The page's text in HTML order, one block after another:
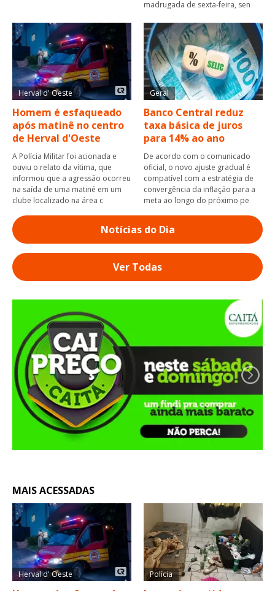
madrugada de sexta-feira, sen
Herval d' Oeste
Homem é esfaqueado
após matinê no centro
de Herval d'Oeste
A Polícia Militar foi acionada e
ouviu o relato da vítima, que
informou que a agressão ocorreu
na saída de uma matiné em um
clube localizado na área c
Geral
Banco Central reduz
taxa básica de juros
para 14% ao ano
De acordo com o comunicado
oficial, o novo ajuste gradual é
compatível com a estratégia de
convergência da inflação para a
meta ao longo do próximo pe
Notícias do Dia
Ver Todas
MAIS ACESSADAS
Herval d' Oeste Polícia